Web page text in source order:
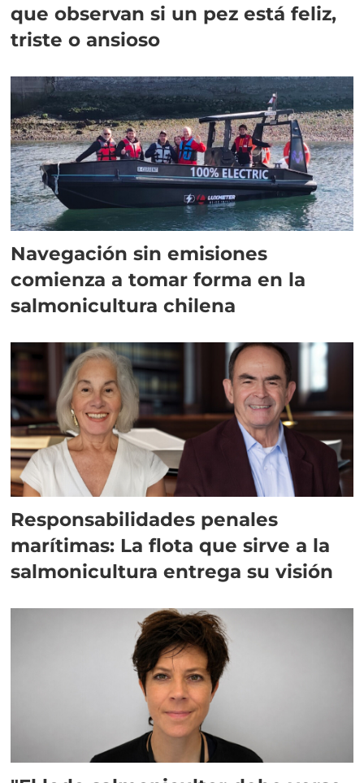
que observan si un pez está feliz,
triste o ansioso
Navegación sin emisiones
comienza a tomar forma en la
salmonicultura chilena
Responsabilidades penales
marítimas: La flota que sirve a la
salmonicultura entrega su visión